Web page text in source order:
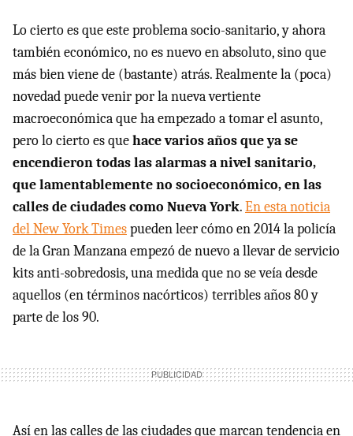
Lo cierto es que este problema socio-sanitario, y ahora
también económico, no es nuevo en absoluto, sino que
más bien viene de (bastante) atrás. Realmente la (poca)
novedad puede venir por la nueva vertiente
macroeconómica que ha empezado a tomar el asunto,
pero lo cierto es quehace varios años que ya se
encendieron todas las alarmas a nivel sanitario,
que lamentablemente no socioeconómico, en las
calles de ciudades como Nueva York.En esta noticia
del New York Timespueden leer cómo en 2014 la policía
de la Gran Manzana empezó de nuevo a llevar de servicio
kits anti-sobredosis, una medida que no se veía desde
aquellos (en términos nacórticos) terribles años 80 y
parte de los 90.
Así en las calles de las ciudades que marcan tendencia en